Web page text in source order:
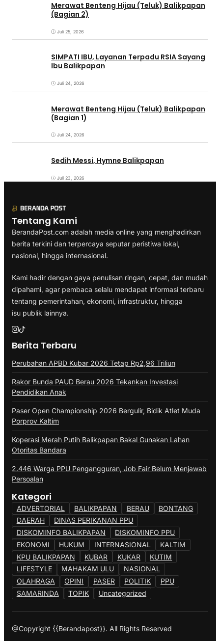
Merawat Benteng Hijau (Teluk) Balikpapan
(Bagian 2)
Juli 25, 2026
SIMPATI IBU, Layanan Terpadu RSIA Sayang
Ibu Balikpapan
Juli 24, 2026
Merawat Benteng Hijau (Teluk) Balikpapan
(Bagian 1)
Juli 24, 2026
Sedih Messi, Hymne Balikpapan
Juli 23, 2026
Tentang Kami
BerandaPost.com adalah media online yang menghadirkan
berita terkini dan terpercaya seputar peristiwa lokal,
nasional, hingga internasional.
Kami hadir dengan gaya penulisan ringan, cepat, dan mudah
dipahami, agar pembaca selalu mendapat informasi terbaru
tentang pemerintahan, ekonomi, infrastruktur, hingga
isu publik lainnya.
Berita Terbaru
Perubahan APBD Kubar 2026 Tetap Rp2,96 Triliun
Rakor Bunda PAUD Berau 2026 Tekankan Investasi
Pendidikan Anak
Paser Open Championship 2026 Bergulir, Bidik Atlet Muda
Porprov Kaltim
Koperasi Merah Putih Balikpapan Bakal Gunakan Lahan
Otoritas Bandara
2.446 Warga PPU Pengangguran, Job Fair Belum Menjawab
Persoalan
Kategori
ADVERTORIAL BALIKPAPAN BERAU
BONTANG
DAERAH
DINAS PERIKANAN PPU
DISKOMINFO BALIKPAPAN
DISKOMINFO PPU
EKONOMI
HUKUM INTERNASIONAL
KALTIM
KPU BALIKPAPAN
KUBAR KUKAR
KUTIM
LIFESTYLE
MAHAKAM ULU
NASIONAL
OLAHRAGA
OPINI PASER POLITIK
PPU
SAMARINDA
TOPIK Uncategorized
@Copyright {{Berandapost}}. All Rights Reserved